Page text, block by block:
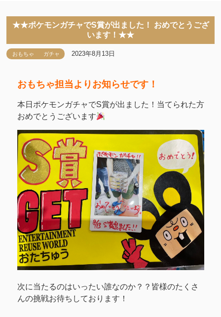
★★ポケモンガチャでS賞が出ました！ おめでとうござ
います！★★
おもちゃ ガチャ 2023年8月13日
おもちゃ担当よりお知らせです！
本日ポケモンガチャでS賞が出ました！当てられた方
おめでとうございます
次に当たるのはいったい誰なのか？？皆様のたくさ
んの挑戦お待ちしております！